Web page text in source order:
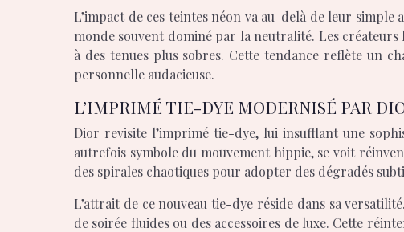
L’impact de ces teintes néon va au-delà de leur
monde souvent dominé par la neutralité. Les créateurs
à des tenues plus sobres. Cette tendance reflète un
personnelle audacieuse.
L’IMPRIMÉ TIE-DYE MODERNISÉ PAR
Dior revisite l’imprimé tie-dye, lui insufflant une
autrefois symbole du mouvement hippie, se voit
des spirales chaotiques pour adopter des dégradés
L’attrait de ce nouveau tie-dye réside dans sa
de soirée fluides ou des accessoires de luxe. Cette